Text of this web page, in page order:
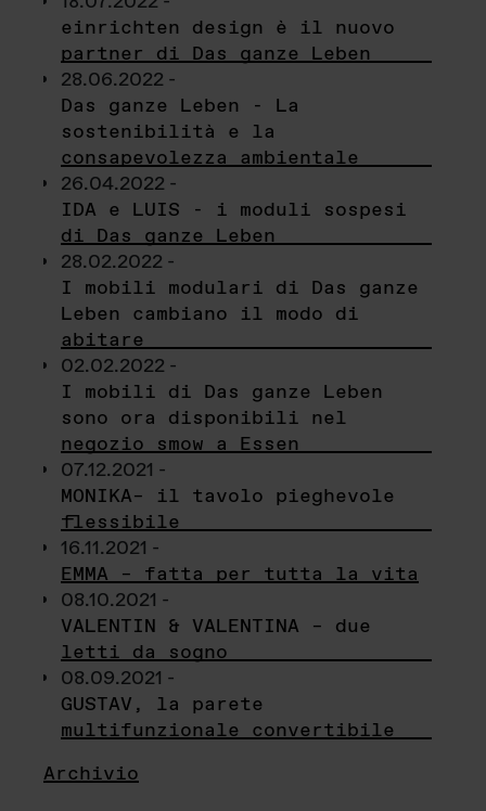
einrichten design è il nuovo
partner di Das ganze Leben
28.06.2022 -
Das ganze Leben - La
sostenibilità e la
consapevolezza ambientale
26.04.2022 -
IDA e LUIS - i moduli sospesi
di Das ganze Leben
28.02.2022 -
I mobili modulari di Das ganze
Leben cambiano il modo di
abitare
02.02.2022 -
I mobili di Das ganze Leben
sono ora disponibili nel
negozio smow a Essen
07.12.2021 -
MONIKA– il tavolo pieghevole
flessibile
16.11.2021 -
EMMA – fatta per tutta la vita
08.10.2021 -
VALENTIN & VALENTINA – due
letti da sogno
08.09.2021 -
GUSTAV, la parete
multifunzionale convertibile
Archivio